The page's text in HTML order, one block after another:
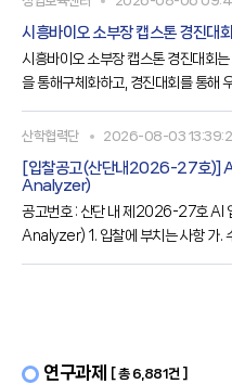
시흥바이오 소부장 캡스톤 경진대
시흥바이오 소부장 캡스톤 경진대회
을 통해구체화하고, 경진대회를 통해
망하는 관내·외 제조기업과 바이오 소
○ 시흥바이오 소부장 캡스톤 경진대
다각화 희망 제조기업 및 바이오 소부
산학협력단 2026-08-03
[입찰공고(산단내2026-27호)]
Analyzer)
공고번호 : 산단 내 제2026-27호 Al 입도분석기(Al Particle Imaging
Analyzer) 1. 입찰에 부치는 사항 가. 수요부서 : 한국공학대학교 공동기기원 나.
연구과제 [ 총 6,881건 ]